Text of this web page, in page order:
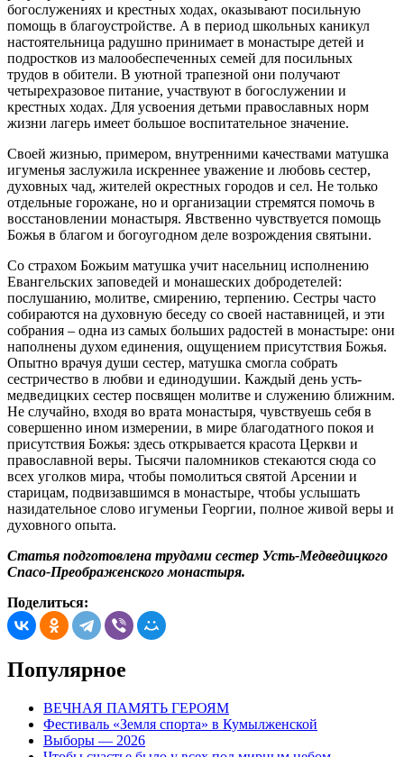
богослужениях и крестных ходах, оказывают посильную
помощь в благоустройстве. А в период школьных каникул
настоятельница радушно принимает в монастыре детей и
подростков из малообеспеченных семей для посильных
трудов в обители. В уютной трапезной они получают
четырехразовое питание, участвуют в богослужении и
крестных ходах. Для усвоения детьми православных норм
жизни лагерь имеет большое воспитательное значение.
Своей жизнью, примером, внутренними качествами матушка
игуменья заслужила искреннее уважение и любовь сестер,
духовных чад, жителей окрестных городов и сел. Не только
отдельные горожане, но и организации стремятся помочь в
восстановлении монастыря. Явственно чувствуется помощь
Божья в благом и богоугодном деле возрождения святыни.
Со страхом Божьим матушка учит насельниц исполнению
Евангельских заповедей и монашеских добродетелей:
послушанию, молитве, смирению, терпению. Сестры часто
собираются на духовную беседу со своей наставницей, и эти
собрания – одна из самых больших радостей в монастыре: они
наполнены духом единения, ощущением присутствия Божья.
Опытно врачуя души сестер, матушка смогла собрать
сестричество в любви и единодушии. Каждый день усть-
медведицких сестер посвящен молитве и служению ближним.
Не случайно, входя во врата монастыря, чувствуешь себя в
совершенно ином измерении, в мире благодатного покоя и
присутствия Божья: здесь открывается красота Церкви и
православной веры. Тысячи паломников стекаются сюда со
всех уголков мира, чтобы помолиться святой Арсении и
старицам, подвизавшимся в монастыре, чтобы услышать
назидательное слово игуменьи Георгии, полное живой веры и
духовного опыта.
Статья подготовлена трудами сестер Усть-Медведицкого
Спасо-Преображенского монастыря.
Поделиться:
Популярное
ВЕЧНАЯ ПАМЯТЬ ГЕРОЯМ
Фестиваль «Земля спорта» в Кумылженской
Выборы — 2026